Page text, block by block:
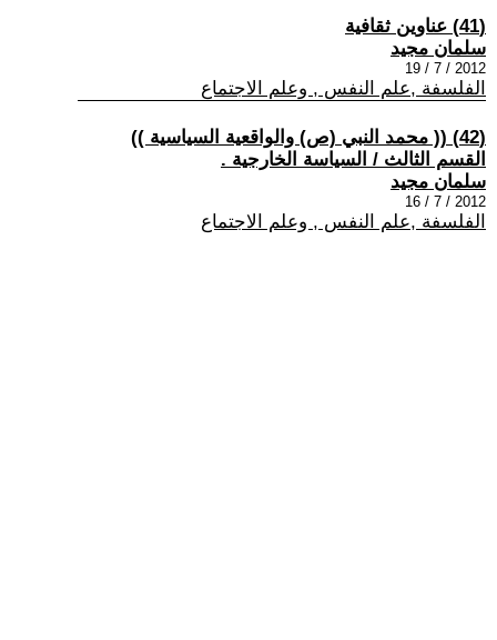
(41) عناوين ثقافية
سلمان مجيد
2012 / 7 / 19
الفلسفة ,علم النفس , وعلم الاجتماع
(42) (( محمد النبي (ص) والواقعية السياسية ))
القسم الثالث / السياسة الخارجية .
سلمان مجيد
2012 / 7 / 16
الفلسفة ,علم النفس , وعلم الاجتماع